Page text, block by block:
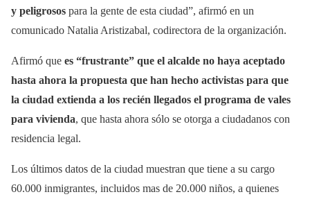
y peligrosos para la gente de esta ciudad”, afirmó en un
comunicado Natalia Aristizabal, codirectora de la organización.
Afirmó que es “frustrante” que el alcalde no haya aceptado
hasta ahora la propuesta que han hecho activistas para que
la ciudad extienda a los recién llegados el programa de vales
para vivienda, que hasta ahora sólo se otorga a ciudadanos con
residencia legal.
Los últimos datos de la ciudad muestran que tiene a su cargo
60.000 inmigrantes, incluidos mas de 20.000 niños, a quienes